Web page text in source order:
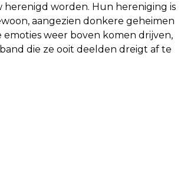
worden. Hun hereniging is
aangezien donkere geheimen
weer boven komen drijven,
die ze ooit deelden dreigt af te